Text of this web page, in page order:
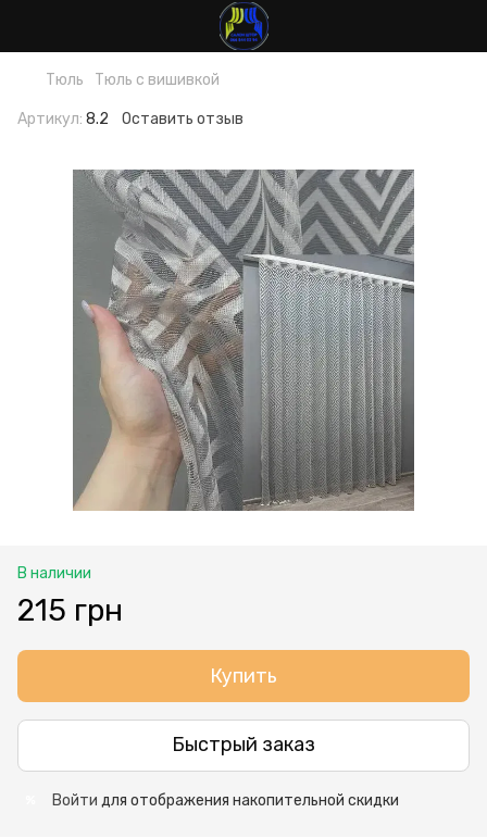
Тюль Тюль с вишивкой
Артикул: 8.2 Оставить отзыв
В наличии
215 грн
Купить
Быстрый заказ
Войти для отображения накопительной скидки